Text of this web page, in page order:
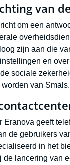
van
om een
zijn aan die
en
sociale
van Smals.
Eranova geeft
de gebruikers
in het
de lancering van